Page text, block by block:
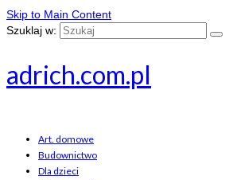
Skip to Main Content
Szuklaj w:
adrich.com.pl
Art. domowe
Budownictwo
Dla dzieci